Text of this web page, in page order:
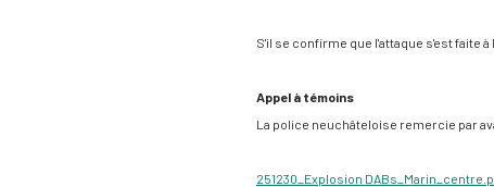
S'il se confirme que l'attaque s'est faite
Appel à témoins
La police neuchâteloise remercie par
251230_Explosion